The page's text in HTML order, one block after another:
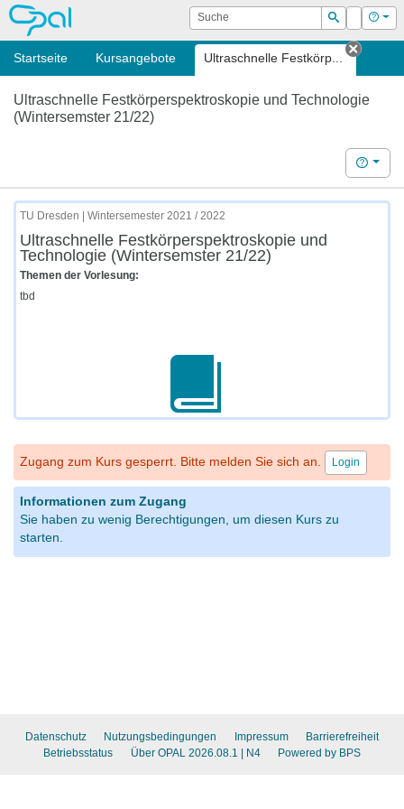
OPAL Suche
Suchen
Login Hilfe
Startseite Kursangebote Ultraschnelle Festkörp...
Tab
Ultraschnelle Festkörperspektroskopie und Technologie
(Wintersemster 21/22)
Hilfe
TU Dresden | Wintersemester 2021 / 2022
Ultraschnelle Festkörperspektroskopie und
Technologie (Wintersemster 21/22)
Themen der Vorlesung:
tbd
Zugang zum Kurs gesperrt. Bitte melden Sie sich an. Login
Informationen zum Zugang
Sie haben zu wenig Berechtigungen, um diesen Kurs zu
starten.
Datenschutz Nutzungsbedingungen Impressum
Barrierefreiheit
Betriebsstatus
Über OPAL 2026.08.1 | N4 Powered by BPS